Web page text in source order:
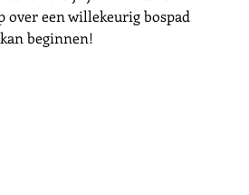
over een willekeurig bospad
beginnen!